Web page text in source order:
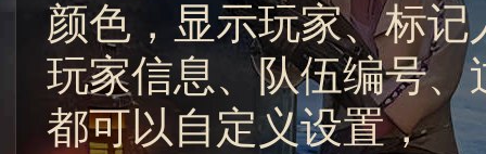
颜色，显示玩家、标记
玩家信息、队伍编号
都可以自定义设置，